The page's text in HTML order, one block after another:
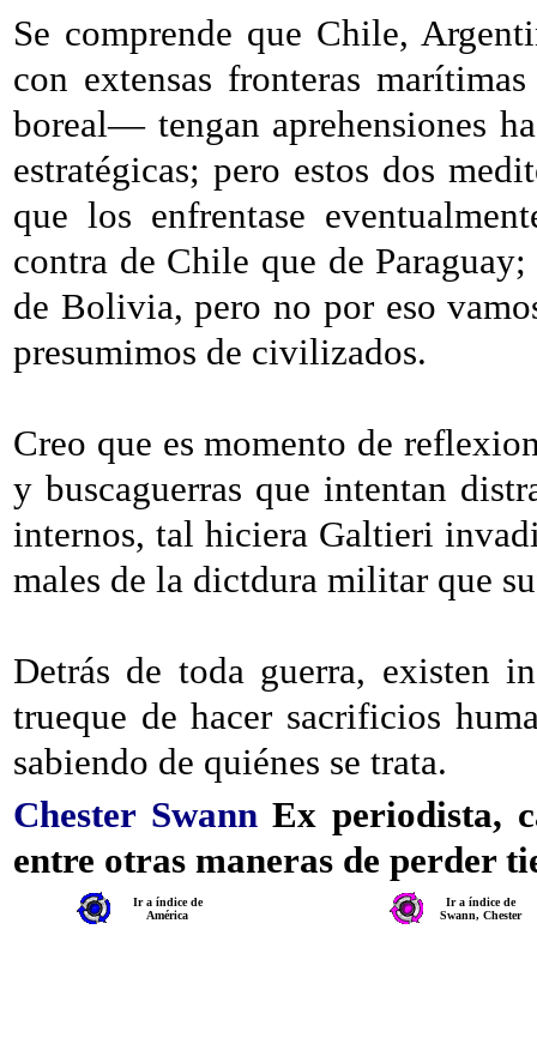
Se comprende que Chile,
con extensas fronteras
boreal— tengan aprehensiones
estratégicas; pero estos dos
que los enfrentase
contra de Chile que de
de Bolivia, pero no por eso
presumimos de civilizados.
Creo que es momento de
y buscaguerras que intentan
internos, tal hiciera Galtieri
males de la dictdura militar que
Detrás de toda guerra, existen
trueque de hacer sacrificios
sabiendo de quiénes se trata.
Chester Swann Ex periodista,
entre otras maneras de perder
Ir a índice de
América
Ir a índice de
Swann, Chester